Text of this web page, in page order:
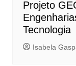
Projeto
Tecnologia
Isabela